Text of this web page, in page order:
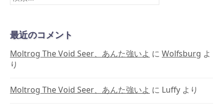
索:
最近のコメント
Moltrog The Void Seer、あんた強いよ に Wolfsburg よ
り
Moltrog The Void Seer、あんた強いよ に Luffy より